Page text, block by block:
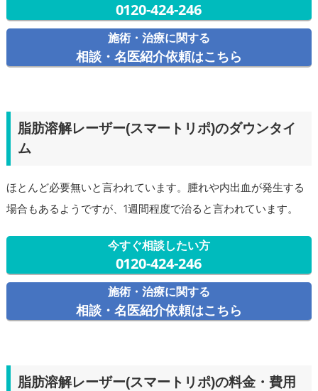
0120-424-246
施術・治療に関する
相談・名医紹介依頼はこちら
脂肪溶解レーザー(スマートリポ)のダウンタイ
ム
ほとんど必要無いと言われています。腫れや内出血が発生する
場合もあるようですが、1週間程度で治ると言われています。
今すぐ相談したい方
0120-424-246
施術・治療に関する
相談・名医紹介依頼はこちら
脂肪溶解レーザー(スマートリポ)の料金・費用